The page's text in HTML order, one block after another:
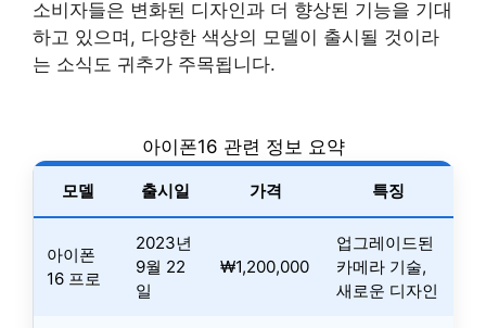
소비자들은 변화된 디자인과 더 향상된 기능을 기대
하고 있으며, 다양한 색상의 모델이 출시될 것이라
는 소식도 귀추가 주목됩니다.
아이폰16 관련 정보 요약
모델 출시일 가격 특징
아이폰
16 프로
2023년
9월 22
일
₩1,200,000
업그레이드된
카메라 기술,
새로운 디자인